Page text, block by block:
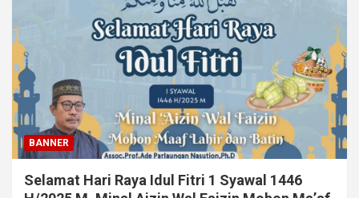
BANNER
Selamat Hari Raya Idul Fitri 1 Syawal 1446